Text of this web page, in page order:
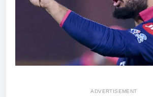
ADVERTISEMENT